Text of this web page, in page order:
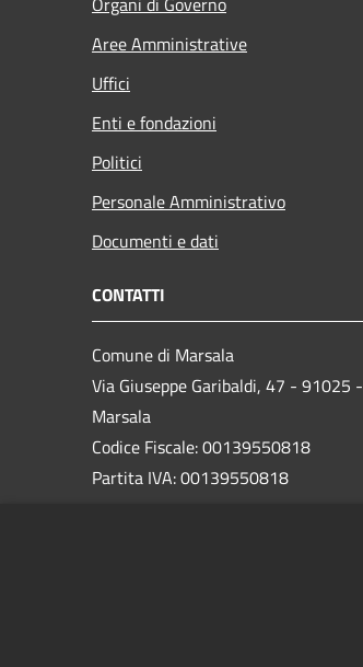
Aree Amministrative
Uffici
Enti e fondazioni
Politici
Personale Amministrativo
Documenti e dati
CONTATTI
Comune di Marsala
Via Giuseppe Garibaldi, 47 - 91025 -
Marsala
Codice Fiscale: 00139550818
Partita IVA: 00139550818